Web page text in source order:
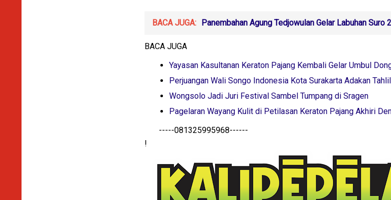
BACA JUGA: Panembahan Agung Tedjowulan Gelar Labuhan Suro
BACA JUGA
Yayasan Kasultanan Keraton Pajang Kembali Gelar Umbul
Perjuangan Wali Songo Indonesia Kota Surakarta Adakan
Wongsolo Jadi Juri Festival Sambel Tumpang di Sragen
Pagelaran Wayang Kulit di Petilasan Keraton Pajang Akhiri
-----081325995968------
!